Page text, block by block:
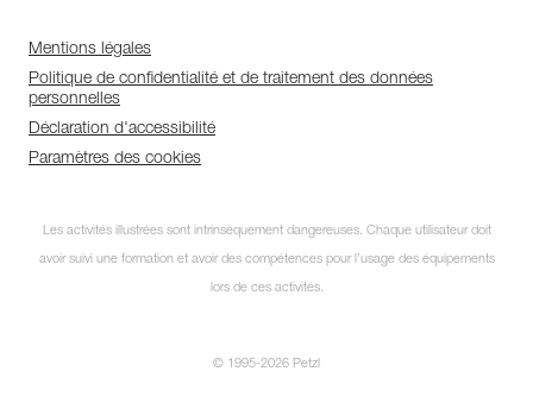
Mentions légales
Politique de confidentialité et de traitement des données
personnelles
Déclaration d'accessibilité
Paramètres des cookies
Les activités illustrées sont intrinsèquement dangereuses. Chaque utilisateur doit
avoir suivi une formation et avoir des compétences pour l’usage des équipements
lors de ces activités.
© 1995-2026 Petzl